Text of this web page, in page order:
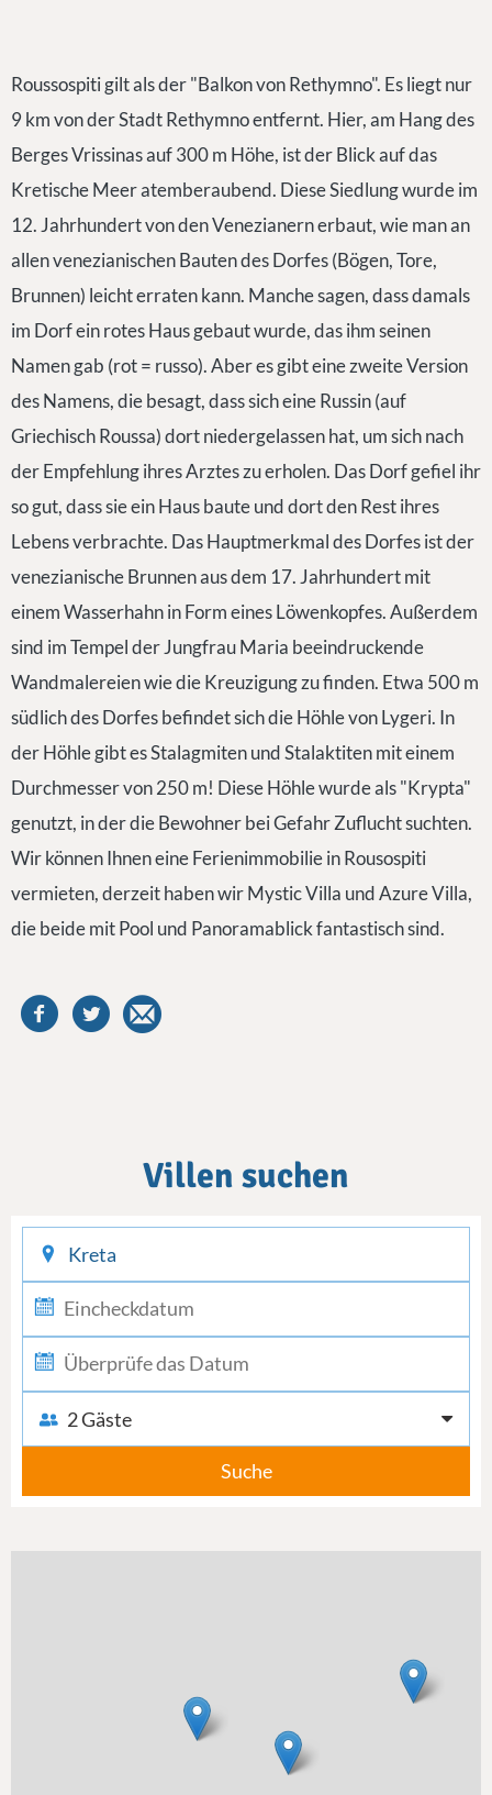
Roussospiti gilt als der "Balkon von Rethymno". Es liegt nur
9 km von der Stadt Rethymno entfernt. Hier, am Hang des
Berges Vrissinas auf 300 m Höhe, ist der Blick auf das
Kretische Meer atemberaubend. Diese Siedlung wurde im
12. Jahrhundert von den Venezianern erbaut, wie man an
allen venezianischen Bauten des Dorfes (Bögen, Tore,
Brunnen) leicht erraten kann. Manche sagen, dass damals
im Dorf ein rotes Haus gebaut wurde, das ihm seinen
Namen gab (rot = russo). Aber es gibt eine zweite Version
des Namens, die besagt, dass sich eine Russin (auf
Griechisch Roussa) dort niedergelassen hat, um sich nach
der Empfehlung ihres Arztes zu erholen. Das Dorf gefiel ihr
so gut, dass sie ein Haus baute und dort den Rest ihres
Lebens verbrachte. Das Hauptmerkmal des Dorfes ist der
venezianische Brunnen aus dem 17. Jahrhundert mit
einem Wasserhahn in Form eines Löwenkopfes. Außerdem
sind im Tempel der Jungfrau Maria beeindruckende
Wandmalereien wie die Kreuzigung zu finden. Etwa 500 m
südlich des Dorfes befindet sich die Höhle von Lygeri. In
der Höhle gibt es Stalagmiten und Stalaktiten mit einem
Durchmesser von 250 m! Diese Höhle wurde als "Krypta"
genutzt, in der die Bewohner bei Gefahr Zuflucht suchten.
Wir können Ihnen eine Ferienimmobilie in Rousospiti
vermieten, derzeit haben wir Mystic Villa und Azure Villa,
die beide mit Pool und Panoramablick fantastisch sind.
Villen suchen
2 Gäste
Suche